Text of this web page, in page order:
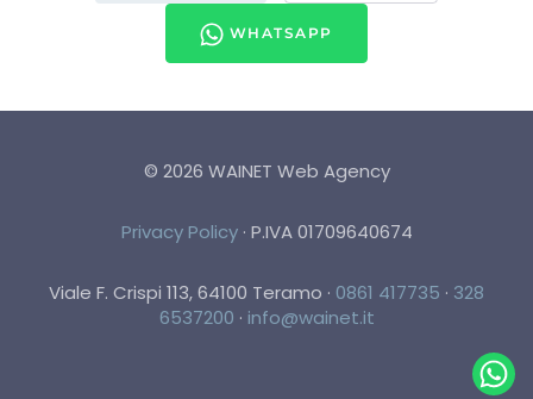
WHATSAPP
© 2026 WAINET Web Agency
Privacy Policy · P.IVA 01709640674
Viale F. Crispi 113, 64100 Teramo · 0861 417735 · 328
6537200 · info@wainet.it